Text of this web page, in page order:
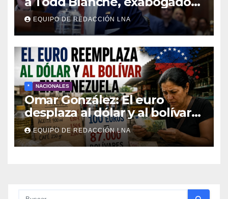
de Trump, como fiscal
general
EQUIPO DE REDACCIÓN LNA
* NACIONALES
Omar González: El euro
desplaza al dólar y al bolívar
en medio del caos económico
EQUIPO DE REDACCIÓN LNA